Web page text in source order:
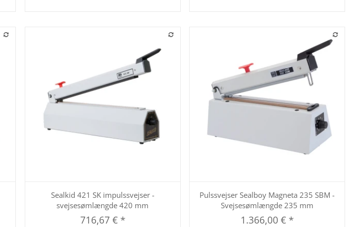
Sealkid 421 SK impulssvejser -
svejsesømlængde 420 mm
716,67 € *
Pulssvejser Sealboy Magneta 235 SBM -
Svejsesømlængde 235 mm
1.366,00 € *